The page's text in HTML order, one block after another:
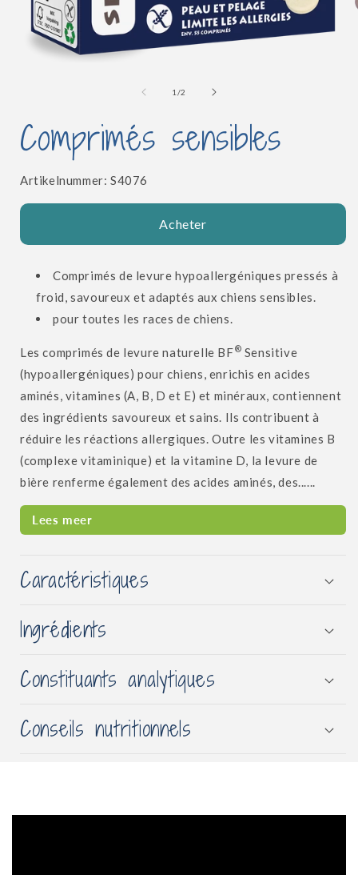
une
fenêtre
modale
1 /de
2
Comprimés sensibles
Artikelnummer: SKU:
S4076
Acheter
Comprimés de levure hypoallergéniques pressés à
froid, savoureux et adaptés aux chiens sensibles.
pour toutes les races de chiens.
Les comprimés de levure naturelle BF® Sensitive
(hypoallergéniques) pour chiens, enrichis en acides
aminés, vitamines (A, B, D et E) et minéraux, contiennent
des ingrédients savoureux et sains. Ils contribuent à
réduire les réactions allergiques. Outre les vitamines B
(complexe vitaminique) et la vitamine D, la levure de
bière renferme également des acides aminés, des......
Lees meer
Caractéristiques
Ingrédients
Constituants analytiques
Conseils nutritionnels